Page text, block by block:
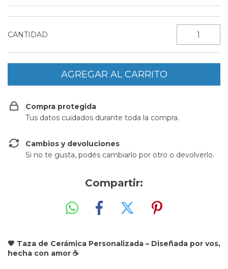
CANTIDAD
Compra protegida
Tus datos cuidados durante toda la compra.
Cambios y devoluciones
Si no te gusta, podés cambiarlo por otro o devolverlo.
Compartir:
🖤 Taza de Cerámica Personalizada – Diseñada por vos,
hecha con amor ☕